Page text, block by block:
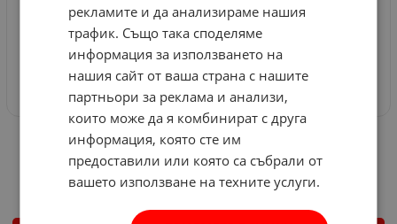
Акумулаторна бормашина
Rapter RRHQ LCD Promo-10
Арт.№: 539037
Перфоратор Rapter RRHQ
Арт.№: 536230
рекламите и да анализираме нашия
трафик. Също така споделяме
информация за използването на
нашия сайт от ваша страна с нашите
партньори за реклама и анализи,
които може да я комбинират с друга
информация, която сте им
предоставили или която са събрали от
вашето използване на техните услуги.